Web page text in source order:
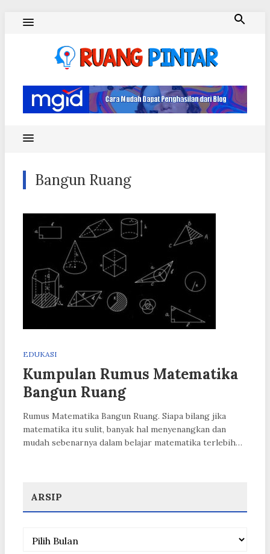
Bangun Ruang
EDUKASI
Kumpulan Rumus Matematika
Bangun Ruang
Rumus Matematika Bangun Ruang. Siapa bilang jika
matematika itu sulit, banyak hal menyenangkan dan
mudah sebenarnya dalam belajar matematika terlebih…
ARSIP
Arsip